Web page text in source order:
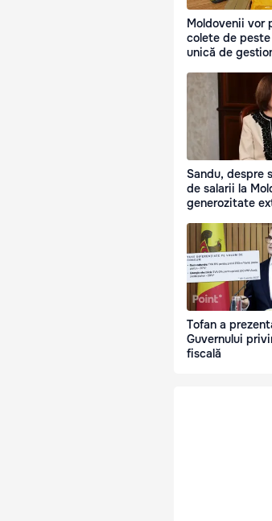
Moldovenii vor
colete de
unică de
Sandu, despre
de salarii la
generozitate
Tofan a
Guvernului
fiscală